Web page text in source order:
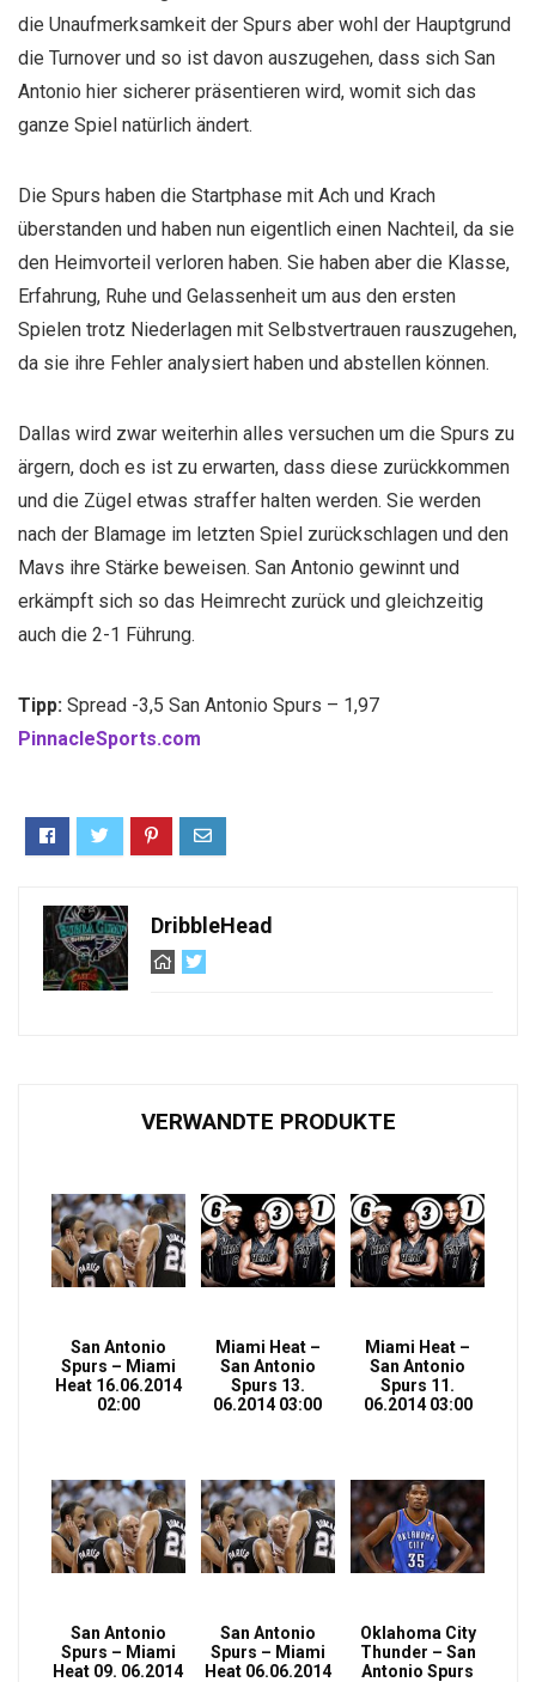
die Unaufmerksamkeit der Spurs aber wohl der Hauptgrund
die Turnover und so ist davon auszugehen, dass sich San
Antonio hier sicherer präsentieren wird, womit sich das
ganze Spiel natürlich ändert.
Die Spurs haben die Startphase mit Ach und Krach
überstanden und haben nun eigentlich einen Nachteil, da sie
den Heimvorteil verloren haben. Sie haben aber die Klasse,
Erfahrung, Ruhe und Gelassenheit um aus den ersten
Spielen trotz Niederlagen mit Selbstvertrauen rauszugehen,
da sie ihre Fehler analysiert haben und abstellen können.
Dallas wird zwar weiterhin alles versuchen um die Spurs zu
ärgern, doch es ist zu erwarten, dass diese zurückkommen
und die Zügel etwas straffer halten werden. Sie werden
nach der Blamage im letzten Spiel zurückschlagen und den
Mavs ihre Stärke beweisen. San Antonio gewinnt und
erkämpft sich so das Heimrecht zurück und gleichzeitig
auch die 2-1 Führung.
Tipp: Spread -3,5 San Antonio Spurs – 1,97
PinnacleSports.com
DribbleHead
VERWANDTE PRODUKTE
San Antonio
Spurs – Miami
Heat 16.06.2014
02:00
Miami Heat –
San Antonio
Spurs 13.
06.2014 03:00
Miami Heat –
San Antonio
Spurs 11.
06.2014 03:00
San Antonio
Spurs – Miami
Heat 09. 06.2014
San Antonio
Spurs – Miami
Heat 06.06.2014
Oklahoma City
Thunder – San
Antonio Spurs